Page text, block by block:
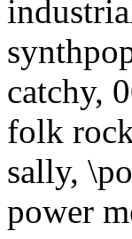
catchy,
folk
sally,
power